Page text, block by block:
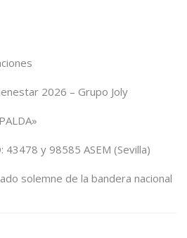
2026 – Grupo Joly
43478 y 98585 ASEM (Sevilla)
solemne de la bandera nacional